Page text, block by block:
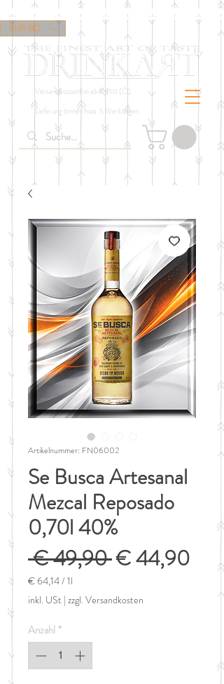
Versandkostenfrei ab € 150 (Ö)
Lieferung binnen max. 5 Werktagen
EUR (€)
Artikelnummer: FN06002
Se Busca Artesanal
Mezcal Reposado
0,70l 40%
€ 49,90 Standardpreis
€ 44,90Sale-
€ 64,14/ 1l
€ 64,14
pro
Liter
inkl. USt | zzgl. Versandkosten
Anzahl *